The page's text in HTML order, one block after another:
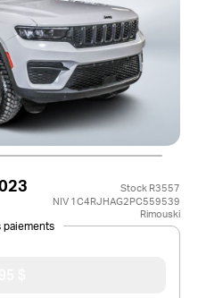
Stock R3557
NIV 1C4RJHAG2PC559539
Rimouski
paiements